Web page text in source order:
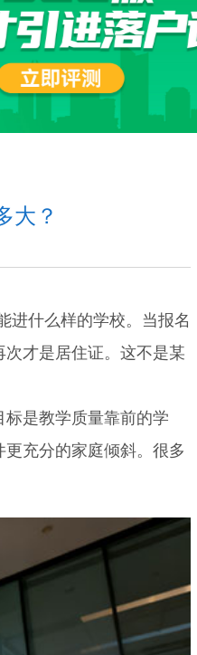
大？
进什么样的学校。当报名
次才是居住证。这不是某
是教学质量靠前的学
充分的家庭倾斜。很多